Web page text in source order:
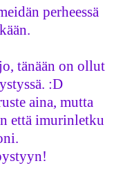
perheessä
tänään on ollut
:D
aina, mutta
että imurinletku